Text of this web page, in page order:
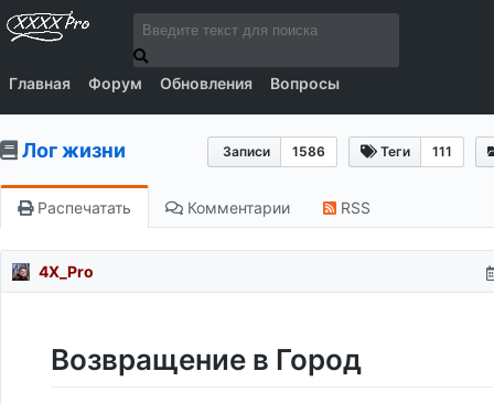
Главная Форум Обновления Вопросы
Записи 1586 Теги 111
Лог жизни
Распечатать Комментарии RSS
4X_Pro
Возвращение в Город